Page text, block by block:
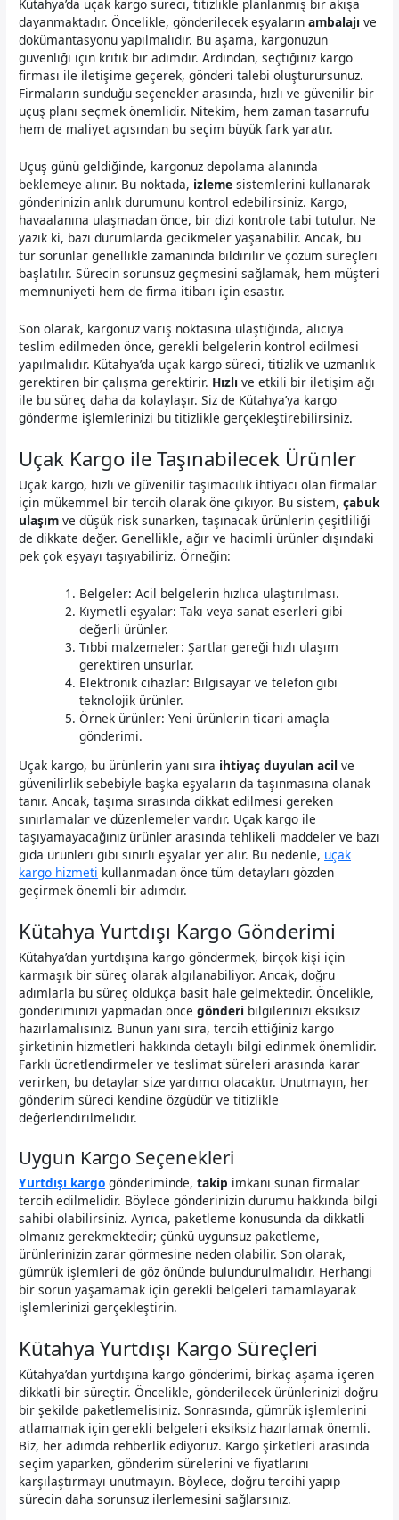
Kütahya’da uçak kargo süreci, titizlikle planlanmış bir akışa
dayanmaktadır. Öncelikle, gönderilecek eşyalarınambalajı ve
dokümantasyonu yapılmalıdır. Bu aşama, kargonuzun
güvenliği için kritik bir adımdır. Ardından, seçtiğiniz kargo
firması ile iletişime geçerek, gönderi talebi oluşturursunuz.
Firmaların sunduğu seçenekler arasında, hızlı ve güvenilir bir
uçuş planı seçmek önemlidir. Nitekim, hem zaman tasarrufu
hem de maliyet açısından bu seçim büyük fark yaratır.
Uçuş günü geldiğinde, kargonuz depolama alanında
beklemeye alınır. Bu noktada, izleme sistemlerini kullanarak
gönderinizin anlık durumunu kontrol edebilirsiniz. Kargo,
havaalanına ulaşmadan önce, bir dizi kontrole tabi tutulur. Ne
yazık ki, bazı durumlarda gecikmeler yaşanabilir. Ancak, bu
tür sorunlar genellikle zamanında bildirilir ve çözüm süreçleri
başlatılır. Sürecin sorunsuz geçmesini sağlamak, hem müşteri
memnuniyeti hem de firma itibarı için esastır.
Son olarak, kargonuz varış noktasına ulaştığında, alıcıya
teslim edilmeden önce, gerekli belgelerin kontrol edilmesi
yapılmalıdır. Kütahya’da uçak kargo süreci, titizlik ve uzmanlık
gerektiren bir çalışma gerektirir. Hızlı ve etkili bir iletişim ağı
ile bu süreç daha da kolaylaşır. Siz de Kütahya’ya kargo
gönderme işlemlerinizi bu titizlikle gerçekleştirebilirsiniz.
Uçak Kargo ile Taşınabilecek Ürünler
Uçak kargo, hızlı ve güvenilir taşımacılık ihtiyacı olan firmalar
için mükemmel bir tercih olarak öne çıkıyor. Bu sistem,çabuk
ulaşım ve düşük risk sunarken, taşınacak ürünlerin çeşitliliği
de dikkate değer. Genellikle, ağır ve hacimli ürünler dışındaki
pek çok eşyayı taşıyabiliriz. Örneğin:
Belgeler: Acil belgelerin hızlıca ulaştırılması.
Kıymetli eşyalar: Takı veya sanat eserleri gibi
değerli ürünler.
Tıbbi malzemeler: Şartlar gereği hızlı ulaşım
gerektiren unsurlar.
Elektronik cihazlar: Bilgisayar ve telefon gibi
teknolojik ürünler.
Örnek ürünler: Yeni ürünlerin ticari amaçla
gönderimi.
Uçak kargo, bu ürünlerin yanı sıra ihtiyaç duyulan acil ve
güvenilirlik sebebiyle başka eşyaların da taşınmasına olanak
tanır. Ancak, taşıma sırasında dikkat edilmesi gereken
sınırlamalar ve düzenlemeler vardır. Uçak kargo ile
taşıyamayacağınız ürünler arasında tehlikeli maddeler ve bazı
gıda ürünleri gibi sınırlı eşyalar yer alır. Bu nedenle, uçak
kargo hizmeti kullanmadan önce tüm detayları gözden
geçirmek önemli bir adımdır.
Kütahya Yurtdışı Kargo Gönderimi
Kütahya’dan yurtdışına kargo göndermek, birçok kişi için
karmaşık bir süreç olarak algılanabiliyor. Ancak, doğru
adımlarla bu süreç oldukça basit hale gelmektedir. Öncelikle,
gönderiminizi yapmadan öncegönderi bilgilerinizi eksiksiz
hazırlamalısınız. Bunun yanı sıra, tercih ettiğiniz kargo
şirketinin hizmetleri hakkında detaylı bilgi edinmek önemlidir.
Farklı ücretlendirmeler ve teslimat süreleri arasında karar
verirken, bu detaylar size yardımcı olacaktır. Unutmayın, her
gönderim süreci kendine özgüdür ve titizlikle
değerlendirilmelidir.
Uygun Kargo Seçenekleri
Yurtdışı kargo gönderiminde,takip imkanı sunan firmalar
tercih edilmelidir. Böylece gönderinizin durumu hakkında bilgi
sahibi olabilirsiniz. Ayrıca, paketleme konusunda da dikkatli
olmanız gerekmektedir; çünkü uygunsuz paketleme,
ürünlerinizin zarar görmesine neden olabilir. Son olarak,
gümrük işlemleri de göz önünde bulundurulmalıdır. Herhangi
bir sorun yaşamamak için gerekli belgeleri tamamlayarak
işlemlerinizi gerçekleştirin.
Kütahya Yurtdışı Kargo Süreçleri
Kütahya’dan yurtdışına kargo gönderimi, birkaç aşama içeren
dikkatli bir süreçtir. Öncelikle, gönderilecek ürünlerinizi doğru
bir şekilde paketlemelisiniz. Sonrasında, gümrük işlemlerini
atlamamak için gerekli belgeleri eksiksiz hazırlamak önemli.
Biz, her adımda rehberlik ediyoruz. Kargo şirketleri arasında
seçim yaparken, gönderim sürelerini ve fiyatlarını
karşılaştırmayı unutmayın. Böylece, doğru tercihi yapıp
sürecin daha sorunsuz ilerlemesini sağlarsınız.